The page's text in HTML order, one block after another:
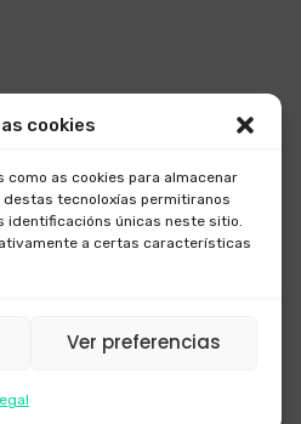
cookies
as cookies para almacenar
tecnoloxías permitiranos
identificacións únicas neste sitio.
a certas características
Ver preferencias